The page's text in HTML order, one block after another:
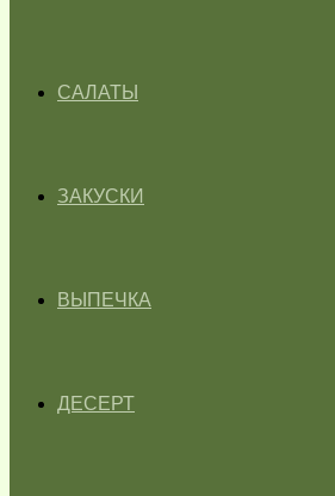
САЛАТЫ
ЗАКУСКИ
ВЫПЕЧКА
ДЕСЕРТ